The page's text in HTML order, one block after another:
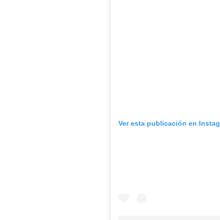
Ver esta publicación en